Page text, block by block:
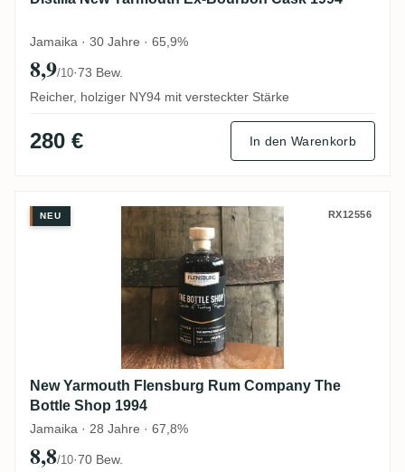
Jamaika · 30 Jahre · 65,9%
8,9/10·73 Bew.
Reicher, holziger NY94 mit versteckter Stärke
280 € In den Warenkorb
New Yarmouth Flensburg Rum Company
NEU RX12556
New Yarmouth Flensburg Rum Company The
Bottle Shop 1994
Jamaika · 28 Jahre · 67,8%
8,8/10·70 Bew.